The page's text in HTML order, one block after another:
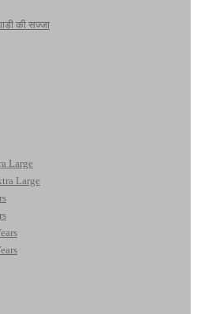
की सज्जा
Large
Large